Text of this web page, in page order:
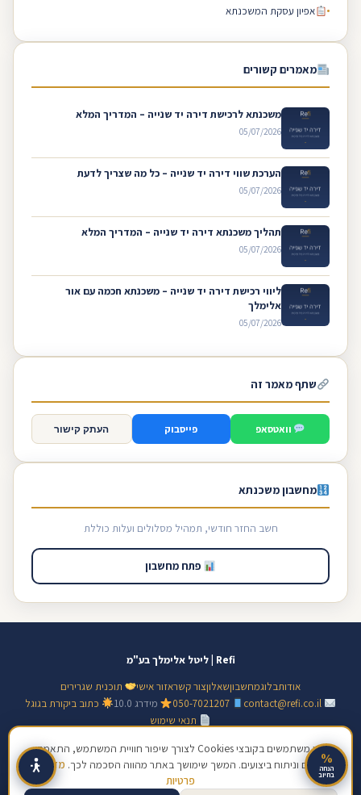
אפיון עסקת המשכנתא
מאמרים קשורים
משכנתא לרכישת דירה יד שנייה – המדריך המלא
05/07/2026
הערכת שווי דירה יד שנייה – כל מה שצריך לדעת
05/07/2026
תהליך משכנתא דירה יד שנייה – המדריך המלא
05/07/2026
ליווי רכישת דירה יד שנייה – משכנתא חכמה עם אור
אלימלך
05/07/2026
שתף מאמר זה
וואטסאפ פייסבוק העתק קישור
מחשבון משכנתא
חשב החזר חודשי, תמהיל מסלולים ועלות כוללת
פתח מחשבון
Refi | ליטל אלימלך בע"מ
אודותבלוגמחשבוןשאלוןצור קשראזור אישי
תוכנית שגרירים
050-7021207 מידרג 10.0
כתוב ביקורת בגוגל
תנאי שימוש
© 2026 ליטל אלימלך בע"מ · ח.פ 517128138 · כל הזכויות שמורות | מידע כללי
בלבד, אינו ייעוץ פיננסי מחייב
אנו משתמשים בקובצי Cookies לצורך שיפור חוויית המשתמש, התאמת
תכנים וניתוח ביצועים. המשך שימושך באתר מהווה הסכמה לכך. מדיניות
פרטיות
%
הנחה
בחיוב